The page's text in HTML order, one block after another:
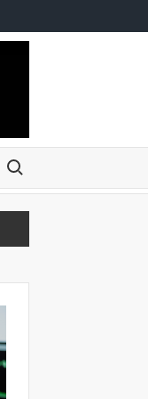
Buscar:
A KDE PLASMA